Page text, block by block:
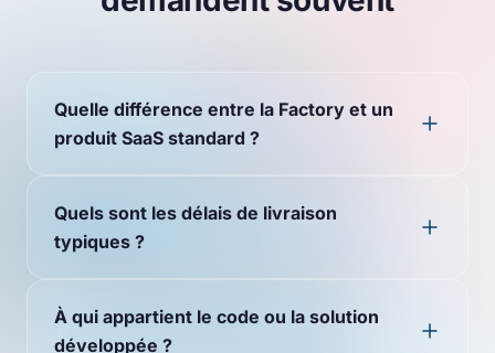
Quelle différence entre la Factory et un
produit SaaS standard ?
Quels sont les délais de livraison
typiques ?
À qui appartient le code ou la solution
développée ?